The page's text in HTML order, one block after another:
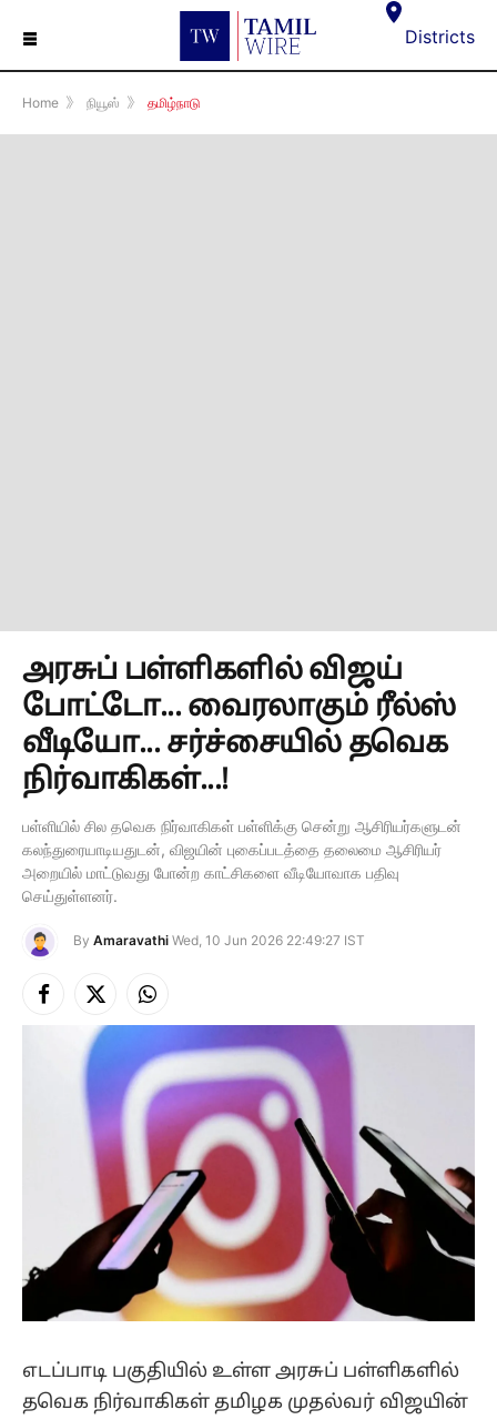
☰ Districts
Home 》 நியூஸ் 》 தமிழ்நாடு
அரசுப் பள்ளிகளில் விஜய்
போட்டோ... வைரலாகும் ரீல்ஸ்
வீடியோ... சர்ச்சையில் தவெக
நிர்வாகிகள்...!
பள்ளியில் சில தவெக நிர்வாகிகள் பள்ளிக்கு சென்று ஆசிரியர்களுடன்
கலந்துரையாடியதுடன், விஜயின் புகைப்படத்தை தலைமை ஆசிரியர்
அறையில் மாட்டுவது போன்ற காட்சிகளை வீடியோவாக பதிவு
செய்துள்ளனர்.
By Amaravathi Wed, 10 Jun 2026 22:49:27 IST
Facebook
X
(Twitter)
Instagram
எடப்பாடி பகுதியில் உள்ள அரசுப் பள்ளிகளில்
தவெக நிர்வாகிகள் தமிழக முதல்வர் விஜயின்